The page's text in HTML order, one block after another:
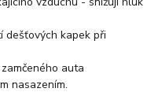
dešťových kapek při
auta
nasazením.